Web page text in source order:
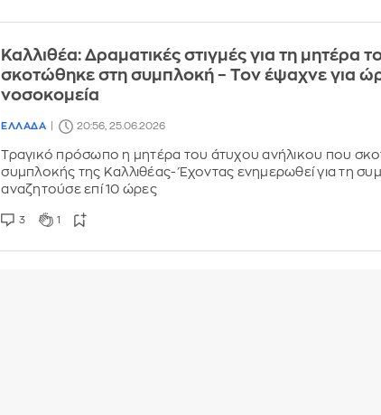
Καλλιθέα: Δραματικές στιγμές για τη μητέρα
σκοτώθηκε στη συμπλοκή – Τον έψαχνε για
νοσοκομεία
ΕΛΛΑΔΑ 20:56, 25.06.2026
Τραγικό πρόσωπο η μητέρα του άτυχου ανήλικου που
συμπλοκής της Καλλιθέας- Έχοντας ενημερωθεί για τη
αναζητούσε επί 10 ώρες
3 1